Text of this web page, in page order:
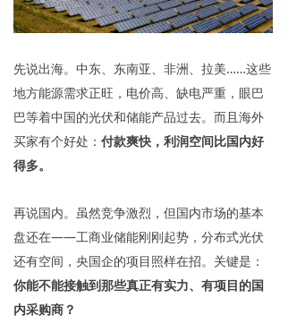
先说出海。中东、东南亚、非洲、拉美……这些
地方能源需求正旺，电价高、缺电严重，眼巴
巴等着中国的光伏和储能产品过去。而且海外
买家有个好处： 付款爽快，利润空间比国内好
得多。
再说国内。虽然竞争激烈，但国内市场的基本
盘还在——工商业储能刚刚起势，分布式光伏
还有空间，央国企的项目照样在招。关键是：
你能不能接触到那些真正有实力、有项目的国
内采购商？